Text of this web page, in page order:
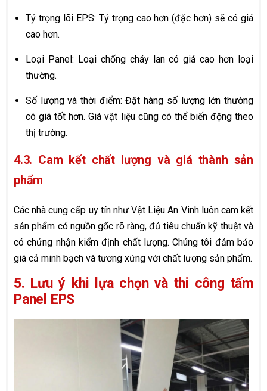
Tỷ trọng lõi EPS: Tỷ trọng cao hơn (đặc hơn) sẽ có giá
cao hơn.
Loại Panel: Loại chống cháy lan có giá cao hơn loại
thường.
Số lượng và thời điểm: Đặt hàng số lượng lớn thường
có giá tốt hơn. Giá vật liệu cũng có thể biến động theo
thị trường.
4.3. Cam kết chất lượng và giá thành sản
phẩm
Các nhà cung cấp uy tín như Vật Liệu An Vinh luôn cam kết
sản phẩm có nguồn gốc rõ ràng, đủ tiêu chuẩn kỹ thuật và
có chứng nhận kiểm định chất lượng. Chúng tôi đảm bảo
giá cả minh bạch và tương xứng với chất lượng sản phẩm.
5. Lưu ý khi lựa chọn và thi công tấm
Panel EPS